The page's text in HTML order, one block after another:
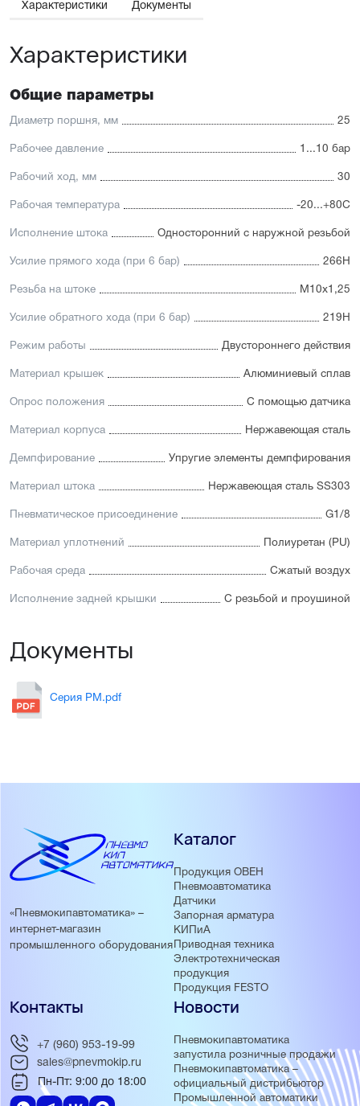
множество других полезных опций
Отличительные черты:
Простой монтаж в ограниченном пространстве
Низкий уровень шума работы
частиц в полость цилиндра
Характеристики Документы
Характеристики
Общие параметры
Диаметр поршня, мм 25
Рабочее давление 1...10 бар
Рабочий ход, мм 30
Рабочая температура -20...+80С
Исполнение штока Односторонний с наружной резьбой
Усилие прямого хода (при 6 бар) 266Н
Резьба на штоке М10х1,25
Усилие обратного хода (при 6 бар) 219Н
Режим работы Двустороннего действия
Материал крышек Алюминиевый сплав
Опрос положения С помощью датчика
Материал корпуса Нержавеющая сталь
Демпфирование Упругие элементы демпфирования
Материал штока Нержавеющая сталь SS303
Пневматическое присоединение G1/8
Материал уплотнений Полиуретан (PU)
Рабочая среда Сжатый воздух
Исполнение задней крышки С резьбой и проушиной
Документы
Серия PM.pdf
«Пневмокипавтоматика» –
интернет-магазин
промышленного оборудования
Каталог
Продукция ОВЕН
Пневмоавтоматика
Датчики
Запорная арматура
КИПиА
Приводная техника
Электротехническая
продукция
Продукция FESTO
Новости
Пневмокипавтоматика
запустила розничные продажи
Пневмокипавтоматика –
официальный дистрибьютор
Промышленной автоматики
Контакты
+7 (960) 953-19-99
sales@pnevmokip.ru
Пн-Пт: 9:00 до 18:00